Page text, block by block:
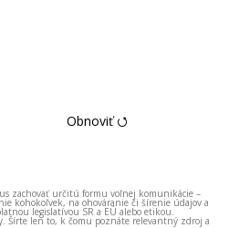
Obnoviť ⭯
zachovať určitú formu voľnej komunikácie –
kohokoľvek, na ohováranie či šírenie údajov a
legislatívou SR a EÚ alebo etikou.
Šírte len to, k čomu poznáte relevantný zdroj a